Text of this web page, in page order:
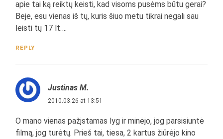
apie tai ką reiktų keisti, kad visoms pusėms būtu gerai?
Beje, esu vienas iš tų, kuris šiuo metu tikrai negali sau
leisti tų 17 lt….
REPLY
Justinas M.
2010.03.26 at 13:51
O mano vienas pažįstamas lyg ir minėjo, jog parsisiuntė
filmą, jog turėtų. Prieš tai, tiesa, 2 kartus žiūrėjo kino